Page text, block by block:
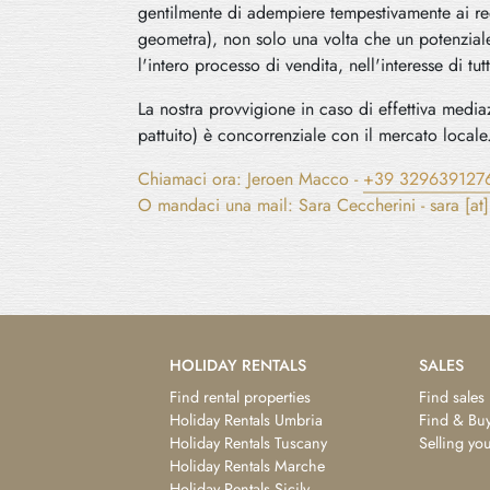
gentilmente di adempiere tempestivamente ai
geometra), non solo una volta che un
l'intero processo di vendita, nell'interesse di
La nostra provvigione in caso di effettiva
pattuito) è concorrenziale con il mercato
Chiamaci ora: Jeroen Macco - +39
O mandaci una mail: Sara Ceccherini - sara
HOLIDAY RENTALS
Find rental properties
Holiday Rentals Umbria
Holiday Rentals Tuscany
Holiday Rentals Marche
SALES
Find
Find &
Selling